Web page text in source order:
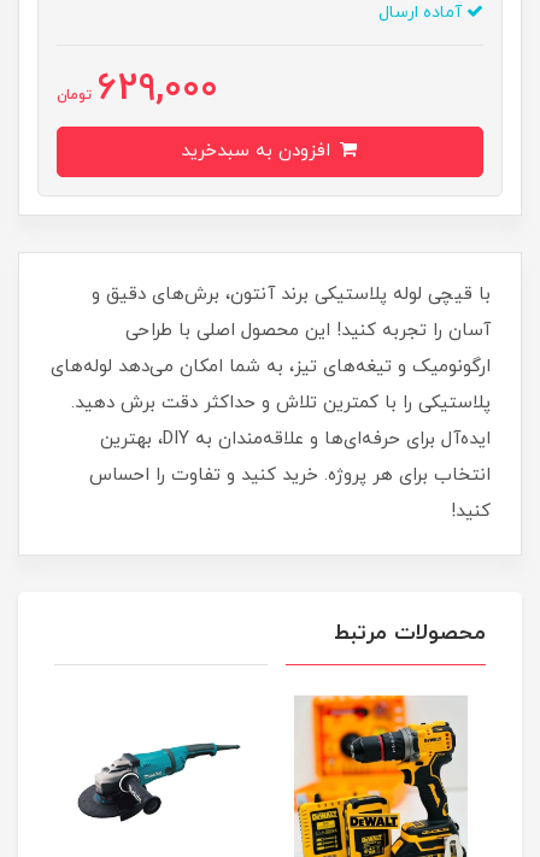
آماده ارسال
629,000 تومان
با قیچی لوله پلاستیکی برند آنتون، برش‌های دقیق و
آسان را تجربه کنید! این محصول اصلی با طراحی
ارگونومیک و تیغه‌های تیز، به شما امکان می‌دهد لوله‌های
پلاستیکی را با کمترین تلاش و حداکثر دقت برش دهید.
ایده‌آل برای حرفه‌ای‌ها و علاقه‌مندان به DIY، بهترین
انتخاب برای هر پروژه. خرید کنید و تفاوت را احساس
کنید!
محصولات مرتبط